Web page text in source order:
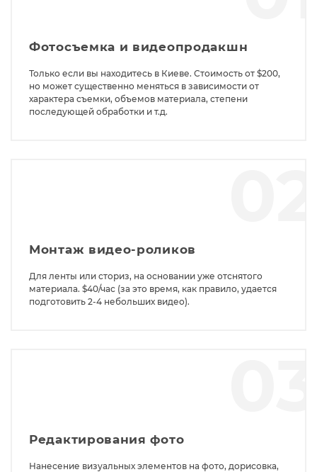
Фотосъемка и видеопродакшн
Только если вы находитесь в Киеве. Стоимость от $200,
но может существенно меняться в зависимости от
характера съемки, объемов материала, степени
последующей обработки и т.д.
Монтаж видео-роликов
Для ленты или сториз, на основании уже отснятого
материала. $40/час (за это время, как правило, удается
подготовить 2-4 небольших видео).
Редактирования фото
Нанесение визуальных элементов на фото, дорисовка,